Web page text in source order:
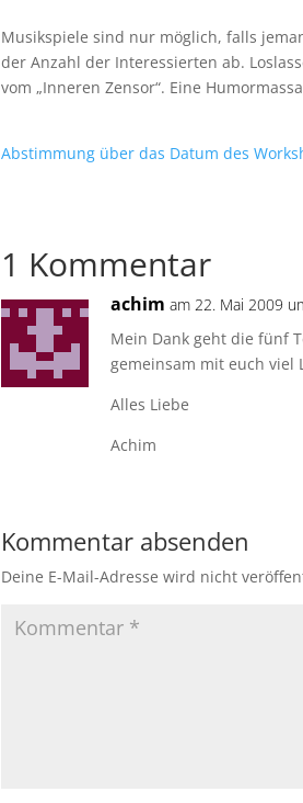
Musikspiele sind nur möglich, falls
der Anzahl der Interessierten ab.
vom „Inneren Zensor“. Eine
Abstimmung über das Datum des
1 Kommentar
achim am 22. Mai 2009
Mein Dank geht die fünf
gemeinsam mit euch viel
Alles Liebe
Achim
Kommentar absenden
Deine E-Mail-Adresse wird nicht